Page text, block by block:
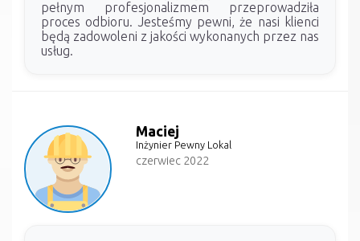
pełnym profesjonalizmem przeprowadziła
proces odbioru. Jesteśmy pewni, że nasi klienci
będą zadowoleni z jakości wykonanych przez nas
usług.
Maciej
Inżynier Pewny Lokal
czerwiec 2022